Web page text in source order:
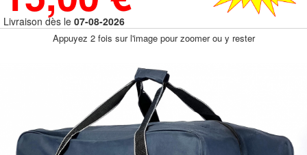
Livraison dès le 07-08-2026
Appuyez 2 fois sur l'image pour zoomer ou y rester